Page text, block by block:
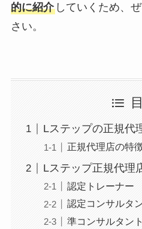
的に紹介していくため、
さい。
Lステップの正規代
正規代理店の特
Lステップ正規代理
認定トレーナー
認定コンサルタ
準コンサルタント